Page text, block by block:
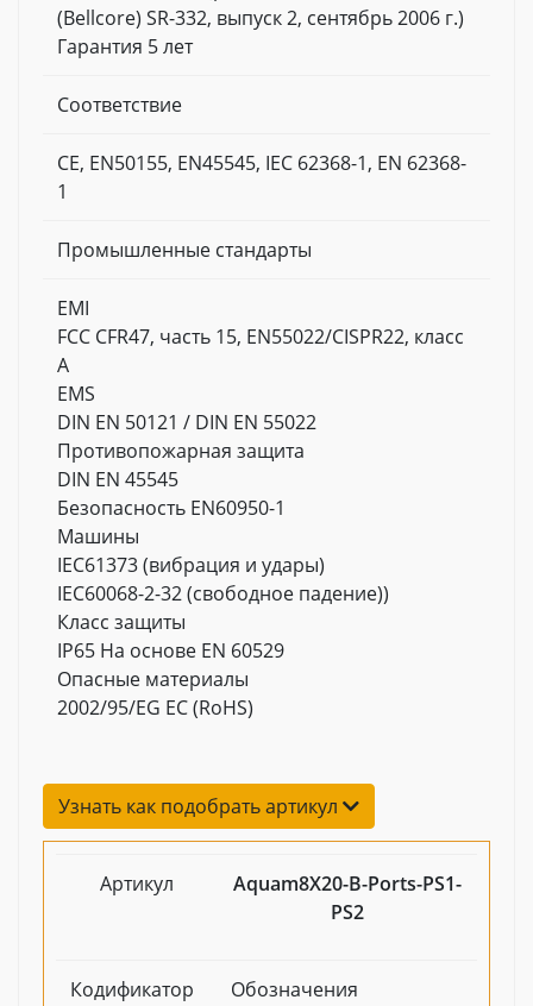
(Bellcore) SR-332, выпуск 2, сентябрь 2006 г.)
Гарантия 5 лет
Соответствие
CE, EN50155, EN45545, IEC 62368-1, EN 62368-
1
Промышленные стандарты
EMI
FCC CFR47, часть 15, EN55022/CISPR22, класс
A
EMS
DIN EN 50121 / DIN EN 55022
Противопожарная защита
DIN EN 45545
Безопасность EN60950-1
Машины
IEC61373 (вибрация и удары)
IEC60068-2-32 (свободное падение))
Класс защиты
IP65 На основе EN 60529
Опасные материалы
2002/95/EG ЕС (RoHS)
Узнать как подобрать артикул
Артикул
Aquam8X20-B-Ports-PS1-
PS2
Кодификатор Обозначения